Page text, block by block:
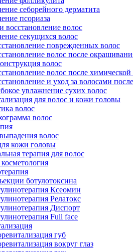
себорейного дерматита
псориаза
восстановление волос
секущихся волос
поврежденных волос
волос после
волос
волос после химической
и уход за волосами
увлажнение сухих волос
для волос и кожи головы
волос
волос
волос
кожи головы
терапия для волос
ботулотоксина
Ксеомин
Релатокс
Диспорт
Full face
губ
вокруг глаз